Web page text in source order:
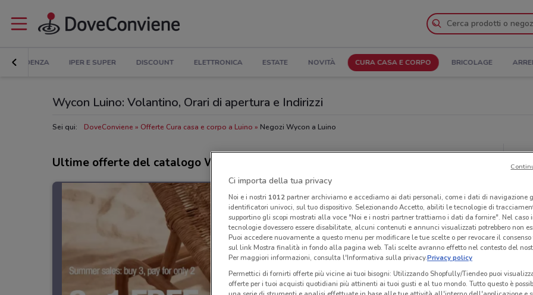
IN EVIDENZA IPER E SUPER DISCOUNT ELETTRONICA ESTATE NOVITÀ CURA CASA E CORPO BRICOLAGE
Wycon Luino: Volantino, Orari di apertura e Indirizzi
Sei qui: DoveConviene Offerte Cura casa e corpo a Luino Negozi Wycon a Luino
Ultime offerte del catalogo Wycon
Ci importa della tua privacy
Noi e i nostri 1012partner archiviamo e accediamo ai dati personali, come i dati di navigazione
identificatori univoci, sul tuo dispositivo. Selezionando Accetto, abiliti le tecnologie di
supportino gli scopi mostrati alla voce "Noi e i nostri partner trattiamo i dati da fornire". Nel caso
tecnologie dovessero essere disabilitate, alcuni contenuti e annunci visualizzati potrebbero non
Puoi accedere nuovamente a questo menu per modificare le tue scelte o per revocare il
sul link Mostra finalità in fondo alla pagina web. Tali scelte avranno effetto nel contesto del
Per maggiori informazioni, consulta l'Informativa sulla privacy.Privacy policy
Permettici di fornirti offerte più vicine ai tuoi bisogni: Utilizzando Shopfully/Tiendeo puoi
offerte per i tuoi acquisti quotidiani più attinenti ai tuoi gusti e al tuo mondo. Tutto questo è